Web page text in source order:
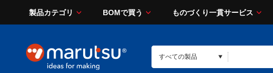
製品カテゴリ BOMで買う ものづくり一貫サービス